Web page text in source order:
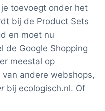
toevoegt onder het
bij de Product Sets
en moet nu
de Google Shopping
meestal op
andere webshops,
bij ecologisch.nl. Of